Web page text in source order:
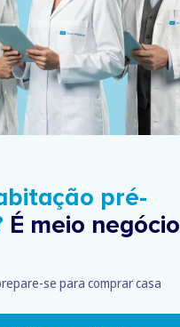
pré-
É meio negócio
se para comprar casa